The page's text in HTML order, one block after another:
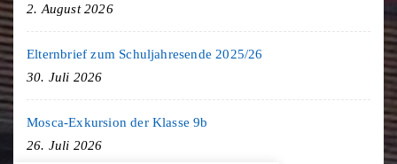
2. August 2026
Elternbrief zum Schuljahresende 2025/26
30. Juli 2026
Mosca-Exkursion der Klasse 9b
26. Juli 2026